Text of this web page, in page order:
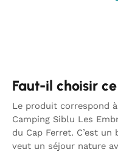
Faut-il choisir
Le produit correspond
Camping Siblu Les
du Cap Ferret. C’est
veut un séjour nature